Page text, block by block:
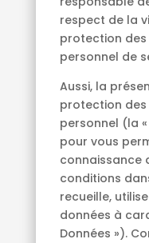
respect de la
protection
personnel de
Aussi, la
protection
personnel (la
pour vous
connaissance
conditions
recueille,
données à
Données »).